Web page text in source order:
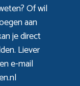
Of wil
aan
je direct
Liever
e-mail